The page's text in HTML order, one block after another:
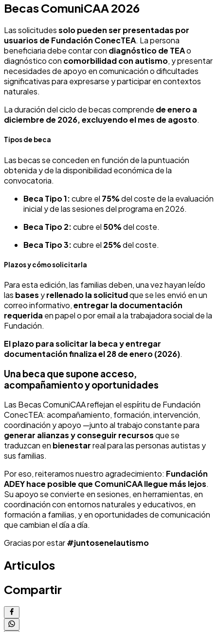
Becas ComuniCAA 2026
Las solicitudessolo pueden ser presentadas por
usuarios de Fundación ConecTEA. La persona
beneficiaria debe contar con diagnóstico de TEAo
diagnóstico con comorbilidad con autismo, y presentar
necesidades de apoyo en comunicación o dificultades
significativas para expresarse y participar en contextos
naturales.
La duración del ciclo de becas comprende de enero a
diciembre de 2026, excluyendo el mes de agosto.
Tipos de beca
Las becas se conceden en función de la puntuación
obtenida y de la disponibilidad económica de la
convocatoria.
Beca Tipo 1:cubre el 75%del coste de la evaluación
inicial y de las sesiones del programa en 2026.
Beca Tipo 2:cubre el 50%del coste.
Beca Tipo 3:cubre el 25%del coste.
Plazos y cómo solicitarla
Para esta edición, las familias deben, una vez hayan leído
las bases yrellenado la solicitudque se les envió en un
correo informativo,entregar la documentación
requerida en papel o por email a la trabajadora social de la
Fundación.
El plazo para solicitar la beca y entregar
documentación finaliza el 28 de enero (2026).
Una beca que supone acceso,
acompañamiento y oportunidades
Las Becas ComuniCAA reflejan el espíritu de Fundación
ConecTEA: acompañamiento, formación, intervención,
coordinación y apoyo —junto al trabajo constante para
generar alianzas y conseguir recursosque se
traduzcan en bienestarreal para las personas autistas y
sus familias.
Por eso, reiteramos nuestro agradecimiento: Fundación
ADEY hace posible que ComuniCAA llegue más lejos.
Su apoyo se convierte en sesiones, en herramientas, en
coordinación con entornos naturales y educativos, en
formación a familias, y en oportunidades de comunicación
que cambian el día a día.
Gracias por estar#juntosenelautismo
Articulos
Compartir